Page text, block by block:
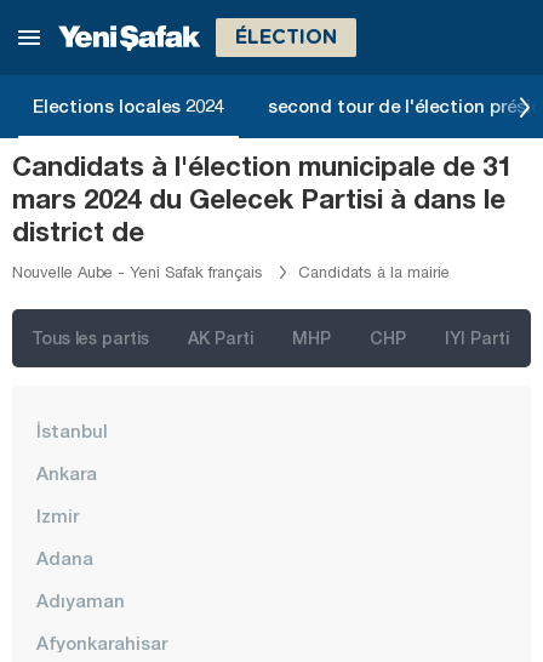
ÉLECTION
Elections locales 2024 second tour de l'élection
Candidats à l'élection municipale de 31
mars 2024 du Gelecek Partisi à dans le
district de
Nouvelle Aube - Yeni Safak français Candidats à la mairie
Tous les partis AK Parti MHP CHP IYI Parti
İstanbul
Ankara
Izmir
Adana
Adıyaman
Afyonkarahisar